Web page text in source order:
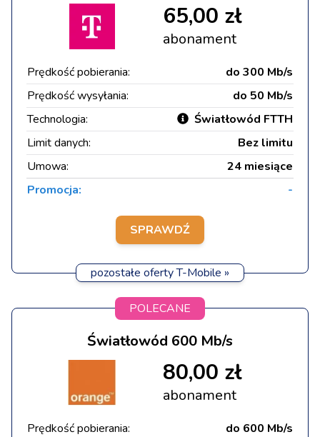
65,00 zł
abonament
Prędkość pobierania:
do 300 Mb/s
Prędkość wysyłania:
do 50 Mb/s
Technologia:
Światłowód FTTH
Limit danych:
Bez limitu
Umowa:
24 miesiące
Promocja:
-
SPRAWDŹ
pozostałe oferty T-Mobile »
POLECANE
Światłowód 600 Mb/s
80,00 zł
abonament
Prędkość pobierania:
do 600 Mb/s